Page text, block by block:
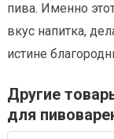
пива. Именно
вкус напитка,
истине
Другие
для